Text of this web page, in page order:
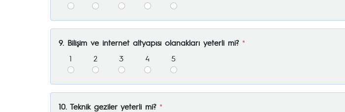
9. Bilişim ve internet altyapısı olanakları yeterli mi? *
1
2 3 4 5
10. Teknik geziler yeterli mi? *